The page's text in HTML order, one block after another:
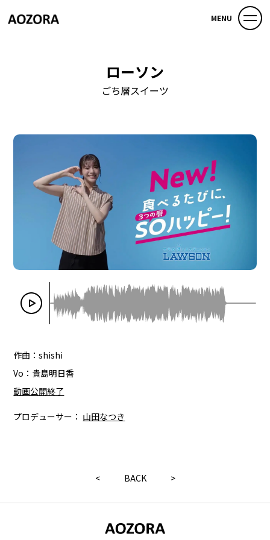
MENU
ローソン
ごち層スイーツ
作曲：shishi
Vo：貴島明日香
動画公開終了
プロデューサー： 山田なつき
< BACK >